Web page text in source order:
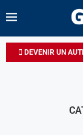
DEVENIR UN